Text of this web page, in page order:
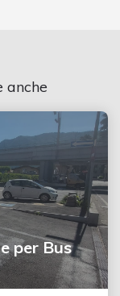
anche
per Bus